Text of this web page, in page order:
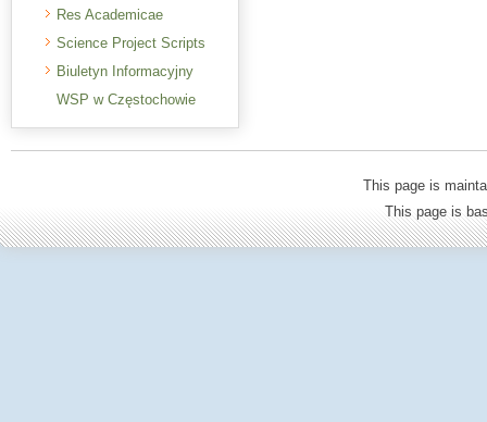
Res Academicae
Science Project Scripts
Biuletyn Informacyjny
WSP w Częstochowie
This page is
This page is